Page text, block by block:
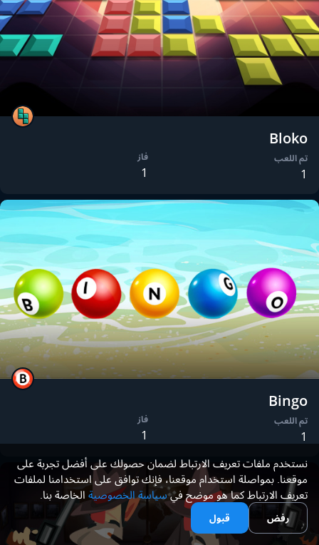
Bloko
تم اللعب
1
فاز
1
Bingo
تم اللعب
1
فاز
1
نستخدم ملفات تعريف الارتباط لضمان حصولك على أفضل تجربة على
موقعنا. بمواصلة استخدام موقعنا، فإنك توافق على استخدامنا لملفات
تعريف الارتباط كما هو موضح فيسياسة الخصوصية الخاصة بنا.
رفض قبول